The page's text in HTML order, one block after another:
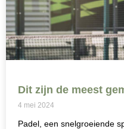
Dit zijn de meest
4 mei 2024
Padel, een snelgroeiende